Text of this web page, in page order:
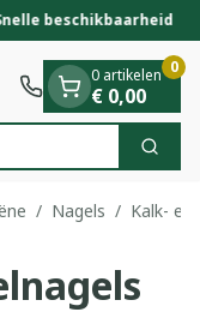
beschikbaarheid
Zoek
0 artikelen
€ 0,00
0
/ Nagels / Kalk- en